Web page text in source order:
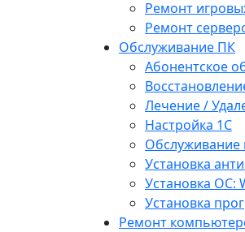
Ремонт
Ремонт
Обслуживание ПК
Абонентское
Лечение /
Настройка 1С
Обслуживание
Установка
Установка ОС:
Установка
Ремонт